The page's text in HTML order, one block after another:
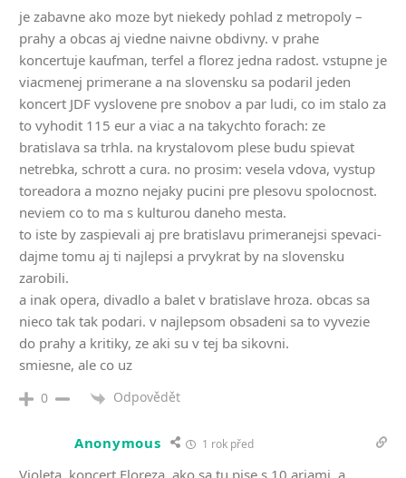
je zabavne ako moze byt niekedy pohlad z metropoly –
prahy a obcas aj viedne naivne obdivny. v prahe
koncertuje kaufman, terfel a florez jedna radost. vstupne je
viacmenej primerane a na slovensku sa podaril jeden
koncert JDF vyslovene pre snobov a par ludi, co im stalo za
to vyhodit 115 eur a viac a na takychto forach: ze
bratislava sa trhla. na krystalovom plese budu spievat
netrebka, schrott a cura. no prosim: vesela vdova, vystup
toreadora a mozno nejaky pucini pre plesovu spolocnost.
neviem co to ma s kulturou daneho mesta.
to iste by zaspievali aj pre bratislavu primeranejsi spevaci-
dajme tomu aj ti najlepsi a prvykrat by na slovensku
zarobili.
a inak opera, divadlo a balet v bratislave hroza. obcas sa
nieco tak tak podari. v najlepsom obsadeni sa to vyvezie
do prahy a kritiky, ze aki su v tej ba sikovni.
smiesne, ale co uz
0 Odpovědět
Anonymous 1 rok před
Violeta, koncert Floreza, ako sa tu pise s 10 ariami, a